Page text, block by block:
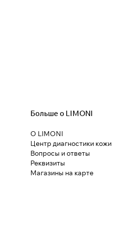
Больше о LIMONI
О LIMONI
Центр диагностики кожи
Вопросы и ответы
Реквизиты
Магазины на карте